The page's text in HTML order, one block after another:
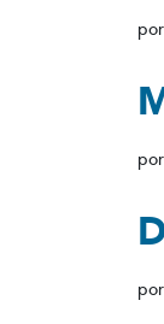
por
por
por